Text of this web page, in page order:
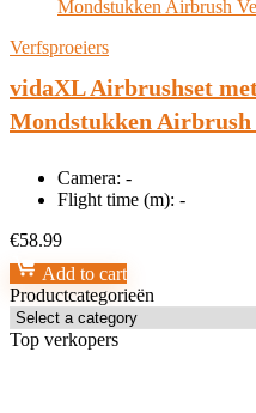
Verfsproeiers
vidaXL Airbrushset
Mondstukken Airbrush
Camera: -
Flight time (m): -
€58.99
Add to cart
Productcategorieën
Top verkopers